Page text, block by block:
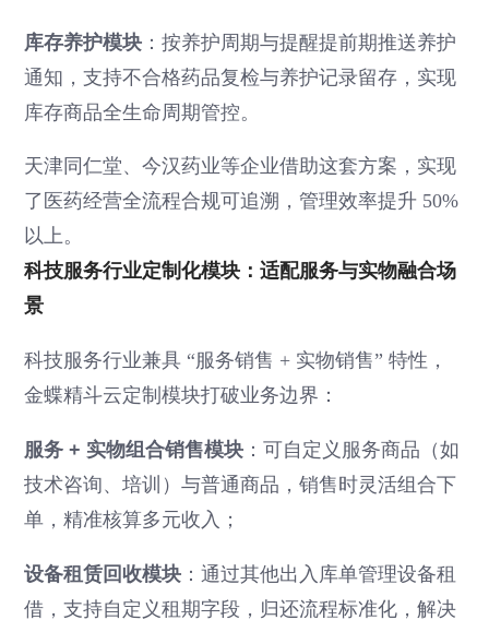
库存养护模块 ：按养护周期与提醒提前期推送养护
通知，支持不合格药品复检与养护记录留存，实现
库存商品全生命周期管控。
天津同仁堂、今汉药业等企业借助这套方案，实现
了医药经营全流程合规可追溯，管理效率提升 50%
以上。
科技服务行业定制化模块：适配服务与实物融合场
景
科技服务行业兼具 “服务销售 + 实物销售” 特性，
金蝶精斗云定制模块打破业务边界：
服务 + 实物组合销售模块 ：可自定义服务商品（如
技术咨询、培训）与普通商品，销售时灵活组合下
单，精准核算多元收入；
设备租赁回收模块 ：通过其他出入库单管理设备租
借，支持自定义租期字段，归还流程标准化，解决